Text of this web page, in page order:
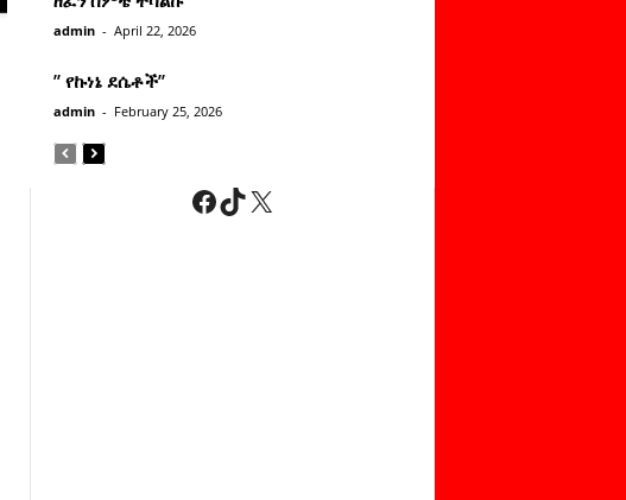
admin - April 22, 2026
” የኩነኔ ደሴቶች’’
admin - February 25, 2026
Facebook
TikTok
X